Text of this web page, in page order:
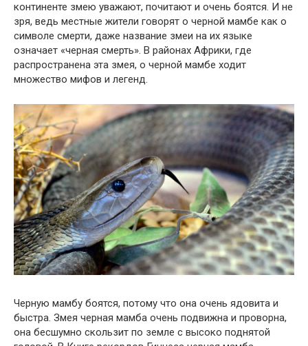
континенте змею уважают, почитают и очень боятся. И не
зря, ведь местные жители говорят о черной мамбе как о
символе смерти, даже название змеи на их языке
означает «черная смерть». В районах Африки, где
распространена эта змея, о черной мамбе ходит
множество мифов и легенд.
Черную мамбу боятся, потому что она очень ядовита и
быстра. Змея черная мамба очень подвижна и проворна,
она бесшумно скользит по земле с высоко поднятой